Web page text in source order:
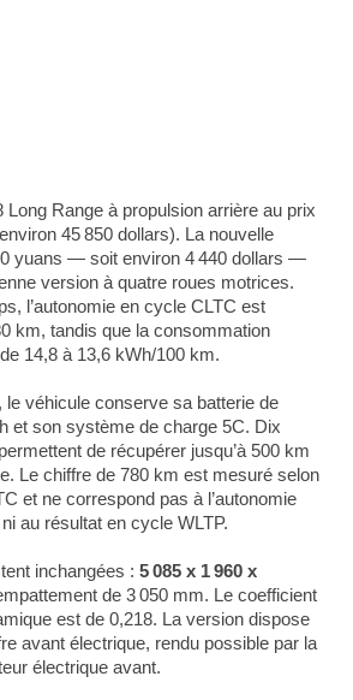
Long Range à propulsion arrière au prix
45 850 dollars). La nouvelle
yuans — soit environ 4 440 dollars —
version à quatre roues motrices.
l’autonomie en cycle CLTC est
km, tandis que la consommation
14,8 à 13,6 kWh/100 km.
le véhicule conserve sa batterie de
et son système de charge 5C. Dix
de récupérer jusqu’à 500 km
Le chiffre de 780 km est mesuré selon
et ne correspond pas à l’autonomie
au résultat en cycle WLTP.
inchangées : 5 085 x 1 960 x
de 3 050 mm. Le coefficient
est de 0,218. La version dispose
avant électrique, rendu possible par la
électrique avant.